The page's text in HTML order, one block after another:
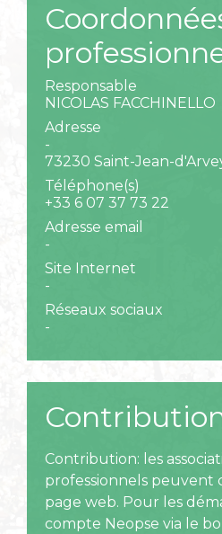
Responsable
NICOLAS FACCHINELLO
Adresse
-
73230 Saint-Jean-
Téléphone(s)
+33 6 07 37 73 22
Adresse email
-
Site Internet
-
Réseaux sociaux
-
Contribution: les
professionnels
page web. Pour les
compte Neopse via le